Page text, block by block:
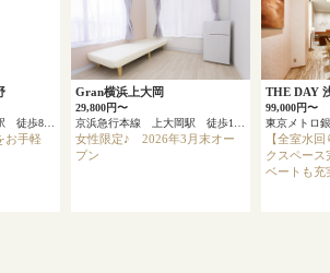
お手軽
Gran横浜上大岡
29,800円〜
女性限定♪ 2026年3月末オー
プン
THE DAY
99,000円〜
【全室水
クスペース
ベートも充